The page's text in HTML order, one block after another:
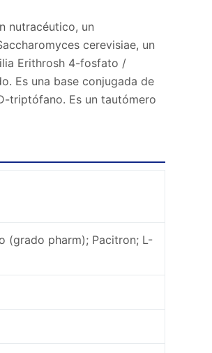
nutracéutico, un
cerevisiae, un
Erithrosh 4-fosfato /
Es una base conjugada de
triptófano. Es un tautómero
(grado pharm); Pacitron; L-